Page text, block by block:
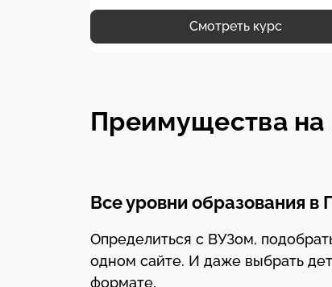
Смотреть курс
Преимущества на
Все уровни образования в
Определиться с ВУЗом,
одном сайте. И даже выбрать
формате.